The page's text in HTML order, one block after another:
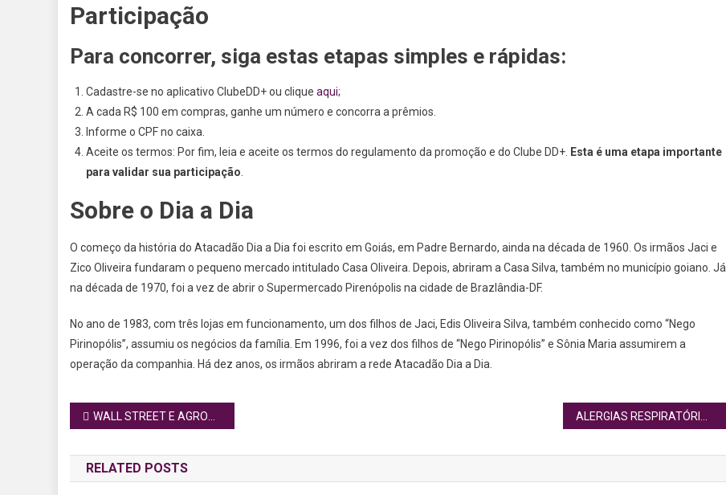
Participação
Para concorrer, siga estas etapas simples e rápidas:
Cadastre-se no aplicativo ClubeDD+ ou clique aqui;
A cada R$ 100 em compras, ganhe um número e concorra a prêmios.
Informe o CPF no caixa.
Aceite os termos: Por fim, leia e aceite os termos do regulamento da promoção e do Clube DD+. Esta é uma etapa importante
para validar sua participação
Sobre o Dia a Dia
O começo da história do Atacadão Dia a Dia foi escrito em Goiás, em Padre Bernardo, ainda na década de 1960. Os irmãos Jaci e
Zico Oliveira fundaram o pequeno mercado intitulado Casa Oliveira. Depois, abriram a Casa Silva, também no município goiano. Já
na década de 1970, foi a vez de abrir o Supermercado Pirenópolis na cidade de Brazlândia-DF.
No ano de 1983, com três lojas em funcionamento, um dos filhos de Jaci, Edis Oliveira Silva, também conhecido como “Nego
Pirinopólis”, assumiu os negócios da família. Em 1996, foi a vez dos filhos de “Nego Pirinopólis” e Sônia Maria assumirem a
operação da companhia. Há dez anos, os irmãos abriram a rede Atacadão Dia a Dia.
Navegação
de
Post
WALL STREET E AGRONEGÓCIO GLOBAL UNEM FORÇAS NA TRANSFORMAÇÃO DIGITAL DA CAFEICULTURA BRASILEIRA
RELATED POSTS